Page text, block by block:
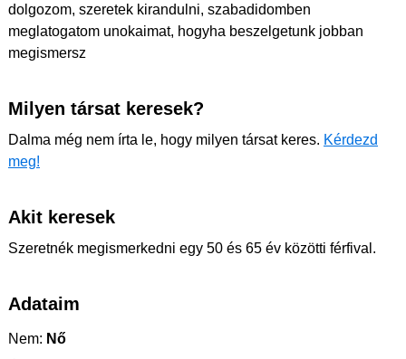
dolgozom, szeretek kirandulni, szabadidomben
meglatogatom unokaimat, hogyha beszelgetunk jobban
megismersz
Milyen társat keresek?
Dalma még nem írta le, hogy milyen társat keres. Kérdezd
meg!
Akit keresek
Szeretnék megismerkedni egy 50 és 65 év közötti férfival.
Adataim
Nem: Nő